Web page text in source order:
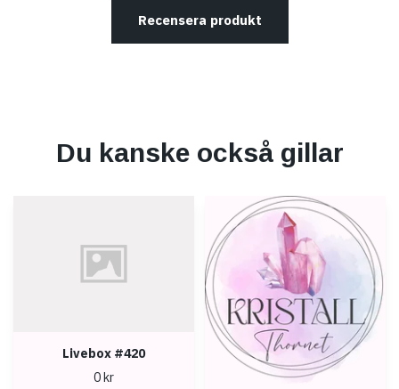
Recensera produkt
Du kanske också gillar
Livebox #420
0 kr